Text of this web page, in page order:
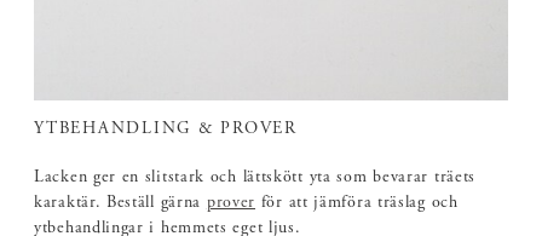
YTBEHANDLING & PROVER
Lacken ger en slitstark och lättskött yta som bevarar träets
karaktär. Beställ gärna prover för att jämföra träslag och
ytbehandlingar i hemmets eget ljus.